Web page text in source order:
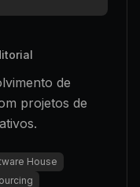
de
projetos de
House